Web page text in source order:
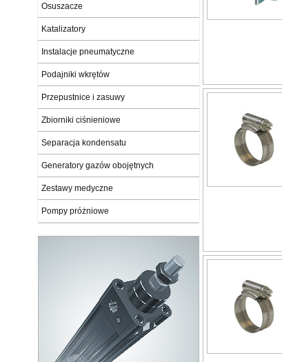
Osuszacze
Katalizatory
Instalacje pneumatyczne
Podajniki wkrętów
Przepustnice i zasuwy
Zbiorniki ciśnieniowe
Separacja kondensatu
Generatory gazów obojętnych
Zestawy medyczne
Pompy próżniowe